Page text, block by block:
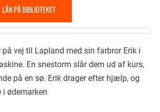
LÅN PÅ BIBLIOTEKET
på vej til Lapland med sin farbror Erik i
En snestorm slår dem ud af kurs,
på en sø. Erik drager efter hjælp, og
i ødemarken